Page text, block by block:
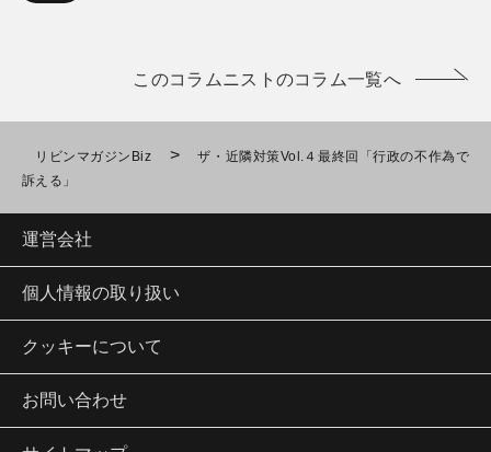
このコラムニストのコラム一覧へ
リビンマガジンBiz >
ザ・近隣対策Vol.４最終回「行政の不作為で
訴える」
運営会社
個人情報の取り扱い
クッキーについて
お問い合わせ